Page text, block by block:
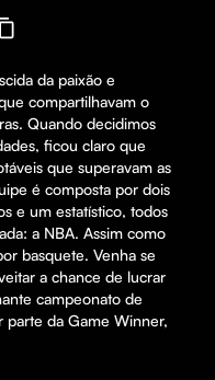
da paixão e
compartilhavam o
Quando decidimos
ficou claro que
que superavam as
é composta por dois
e um estatístico, todos
a NBA. Assim como
basquete. Venha se
a chance de lucrar
campeonato de
parte da Game Winner,